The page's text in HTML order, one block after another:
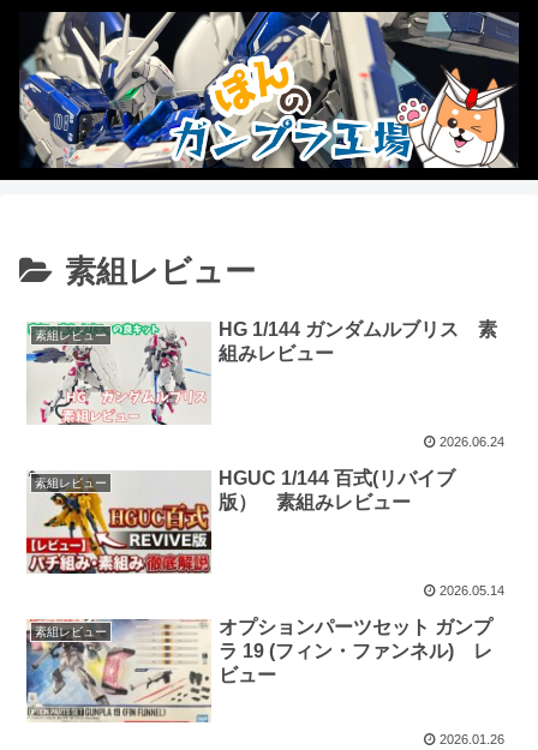
素組レビュー
素組レビュー
HG 1/144 ガンダムルブリス 素
組みレビュー
2026.06.24
素組レビュー
HGUC 1/144 百式(リバイブ
版） 素組みレビュー
2026.05.14
素組レビュー
オプションパーツセット ガンプ
ラ 19 (フィン・ファンネル) レ
ビュー
2026.01.26